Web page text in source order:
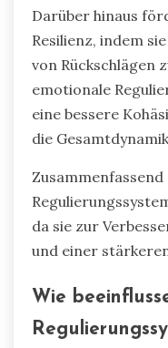
Darüber hinaus
Resilienz, indem
von Rückschlägen
emotionale
eine bessere
die
da sie zur
und einer
Wie